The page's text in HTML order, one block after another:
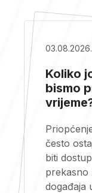
03.08.2026.
Koliko
bismo
često
biti
prekasno
događaja